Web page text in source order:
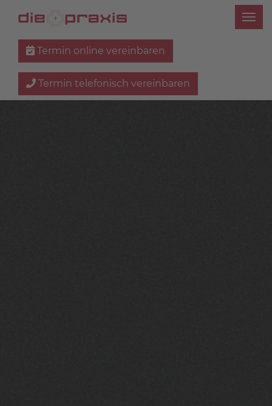
Termin online vereinbaren
Termin telefonisch vereinbaren